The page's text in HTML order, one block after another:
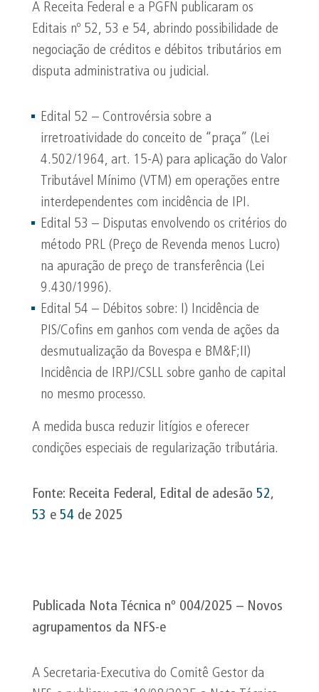
A Receita Federal e a PGFN publicaram os
Editais nº 52, 53 e 54, abrindo possibilidade de
negociação de créditos e débitos tributários em
disputa administrativa ou judicial.
Edital 52 – Controvérsia sobre a
irretroatividade do conceito de “praça” (Lei
4.502/1964, art. 15-A) para aplicação do Valor
Tributável Mínimo (VTM) em operações entre
interdependentes com incidência de IPI.
Edital 53 – Disputas envolvendo os critérios do
método PRL (Preço de Revenda menos Lucro)
na apuração de preço de transferência (Lei
9.430/1996).
Edital 54 – Débitos sobre: I) Incidência de
PIS/Cofins em ganhos com venda de ações da
desmutualização da Bovespa e BM&F;II)
Incidência de IRPJ/CSLL sobre ganho de capital
no mesmo processo.
A medida busca reduzir litígios e oferecer
condições especiais de regularização tributária.
Fonte: Receita Federal, Edital de adesão 52,
53 e 54 de 2025
Publicada Nota Técnica nº 004/2025 – Novos
agrupamentos da NFS-e
A Secretaria-Executiva do Comitê Gestor da